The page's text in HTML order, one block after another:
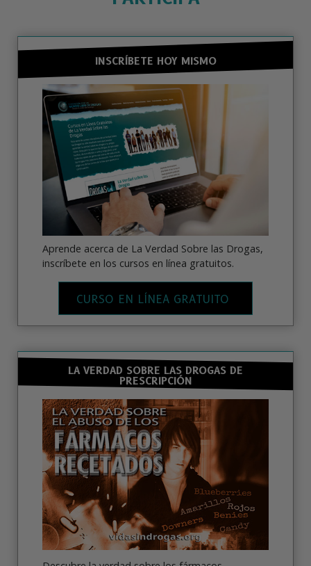
INSCRÍBETE HOY MISMO
Aprende acerca de La Verdad Sobre las Drogas,
inscríbete en los cursos en línea gratuitos.
CURSO EN LÍNEA GRATUITO
LA VERDAD SOBRE LAS DROGAS DE
PRESCRIPCIÓN